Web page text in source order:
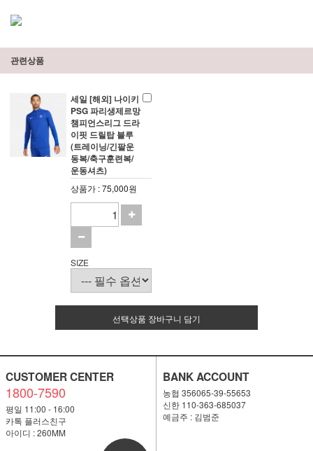
관련상품
세일 [해외] 나이키
PSG 파리생제르망
챔피언스리그 드라
이핏 드릴탑 블루
(트레이닝/긴팔운
동복/축구훈련복/
운동셔츠)
상품가 : 75,000원
SIZE
선택상품 장바구니 담기
CUSTOMER CENTER
1800-7590
평일 11:00 - 16:00
카톡 플러스친구
아이디 : 260MM
BANK ACCOUNT
농협 356065-39-55653
신한 110-363-685037
예금주 : 김범준